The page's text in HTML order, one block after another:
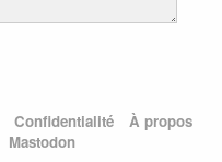
Confidentialité
À propos
Mastodon